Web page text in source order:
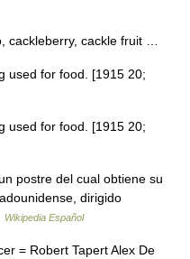
cackleberry, cackle fruit …
used for food. [1915 20;
used for food. [1915 20;
postre del cual obtiene su
dirigido
Wikipedia Español
= Robert Tapert Alex De